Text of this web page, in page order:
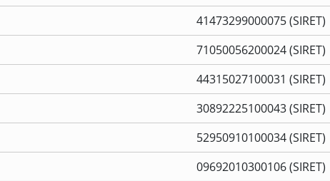
41473299000075 (SIRET)
71050056200024 (SIRET)
44315027100031 (SIRET)
30892225100043 (SIRET)
52950910100034 (SIRET)
09692010300106 (SIRET)